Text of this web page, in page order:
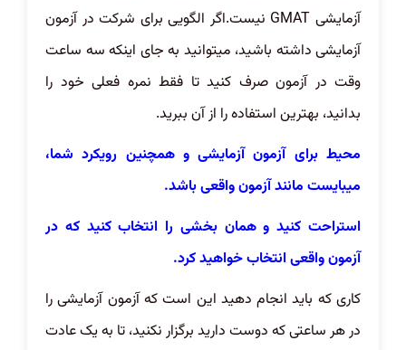
آزمایشی GMAT نیست.اگر الگویی برای شرکت در آزمون
آزمایشی داشته باشید، میتوانید به جای اینکه سه ساعت
وقت در آزمون صرف کنید تا فقط نمره فعلی خود را
بدانید، بهترین استفاده را از آن ببرید.
محیط برای آزمون آزمایشی و همچنین رویکرد شما،
میبایست مانند آزمون واقعی باشد.
استراحت کنید و همان بخشی را انتخاب کنید که در
آزمون واقعی انتخاب خواهید کرد.
کاری که باید انجام دهید این است که آزمون آزمایشی را
در هر ساعتی که دوست دارید برگزار نکنید، تا به یک عادت